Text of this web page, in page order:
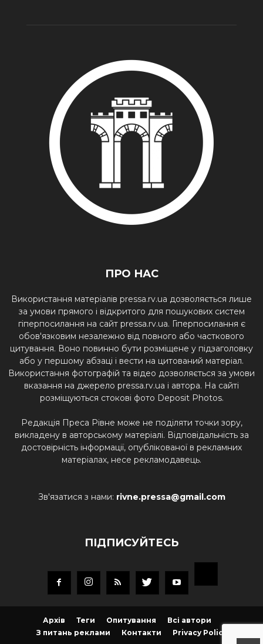
ПРО НАС
Використання матеріалів pressa.rv.ua дозволяється лише
за умови прямого і відкритого для пошукових систем
гіперпосилання на сайт pressa.rv.ua. Гіперпосилання є
обов'язковим незалежно від повного або часткового
цитування. Воно повинно бути розміщене у підзаголовку
або у першому абзаці і вести на цитований матеріал.
Використання фотографій та відео дозволяється за умови
вказання на джерело pressa.rv.ua і автора. На сайті
розміщуються стокові фото Deposit Photos.
Редакція Преса Рівне може не поділяти точки зору,
викладену в авторському матеріалі. Відповідальність за
достовірність інформації, опублікованої в рекламних
матеріалах, несе рекламодавець.
Зв'язатися з нами: rivne.pressa@gmail.com
ПІДПИСУЙТЕСЬ
Архів Теги Опитування
Всі автори
З питань реклами
Контакти Privacy Policy